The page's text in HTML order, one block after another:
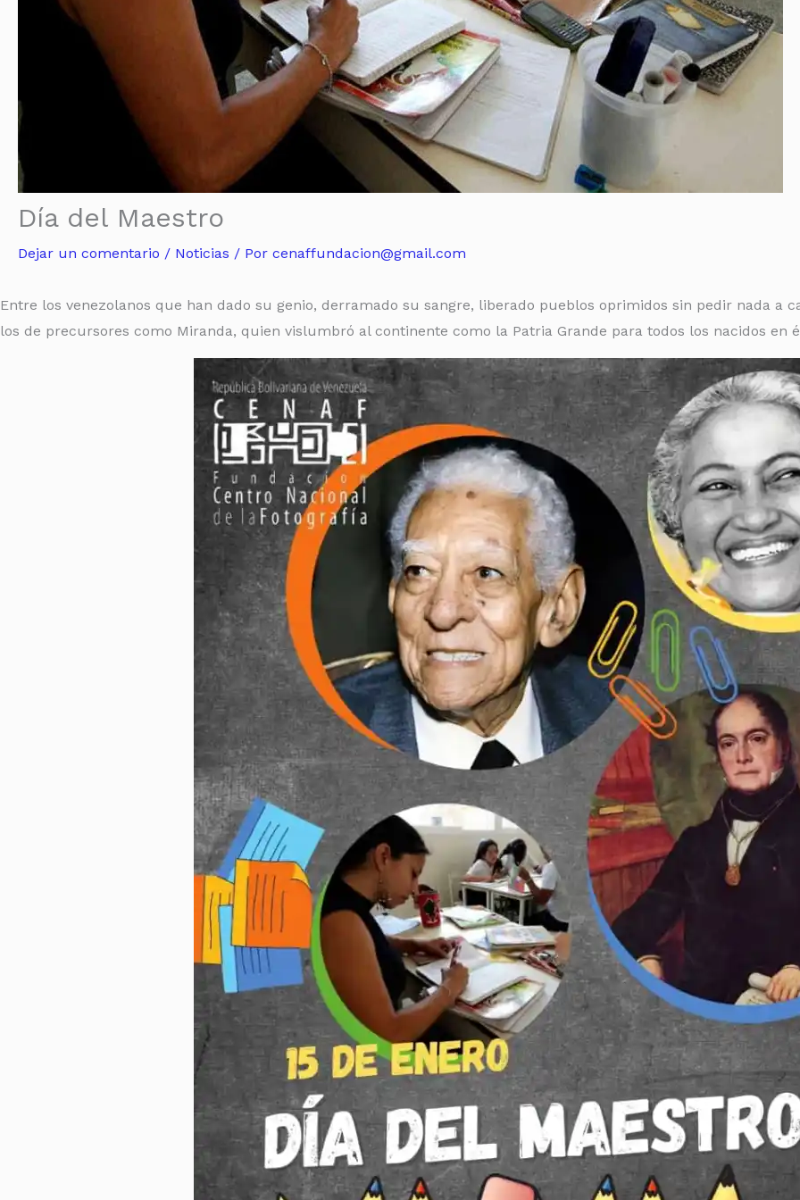
Día del Maestro
Dejar un comentario / Noticias / Por cenaffundacion@gmail.com
Entre los venezolanos que han dado su genio, derramado su sangre, liberado pueblos oprimidos sin pedir nada a
los de precursores como Miranda, quien vislumbró al continente como la Patria Grande para todos los nacidos en